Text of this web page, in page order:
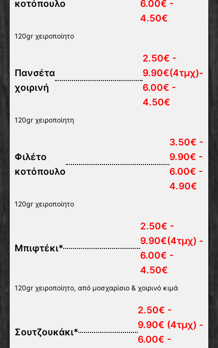
κοτόπουλο
6.00€ -
4.50€
120gr χειροποίητο
Πανσέτα
χοιρινή
2.50€ -
9.90€(4τμχ)-
6.00€ -
4.50€
120gr χειροποίητη
Φιλέτο
κοτόπουλο
3.50€ -
9.90€ -
6.00€ -
4.90€
120gr χειροποίητο
Μπιφτέκι*
2.50€ -
9.90€(4τμχ) -
6.00€ -
4.50€
120gr χειροποίητο, από μοσχαρίσιο & χοιρινό κιμά
Σουτζουκάκι*
2.50€ -
9.90€ (4τμχ) -
6.00€ -